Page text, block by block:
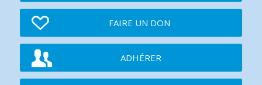
FAIRE UN DON
ADHÉRER